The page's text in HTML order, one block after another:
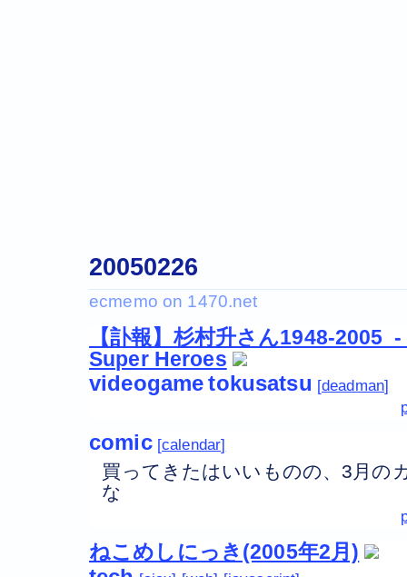
20050226
【訃報】杉村升さん1948-2005
Super Heroes
videogame tokusatsu
deadman
comic calendar
買ってきたはいいものの、3月の
な
ねこめしにっき(2005年2月)